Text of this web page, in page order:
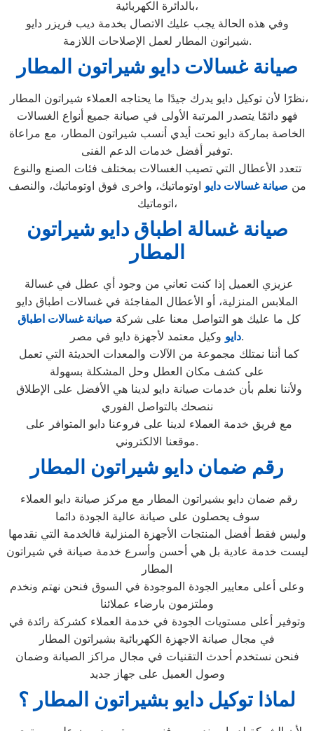
بالدائرة الكهربائية،
وفي هذه الحالة يجب عليك الاتصال بخدمة ديب فريزر دايو
شيراتون المطار لعمل الإصلاحات اللازمة.
صيانة غسالات دايو شيراتون المطار
نظرًا لأن توكيل دايو يدرك جيدًا ما يحتاجه العملاء شيراتون المطار،
فهو دائمًا يتصدر المرتبة الأولى في صيانة جميع أنواع الغسالات
الخاصة بماركة دايو تحت أيدي أنسب شيراتون المطار، مع مراعاة
توفير أفضل خدمات الدعم الفنى.
تتعدد الأعطال التي تصيب الغسالات بمختلف فئات الصنع والنوع
من صيانة غسالات دايو اوتوماتيك، واخرى فوق اوتوماتيك، والنصف
اتوماتيك،
صيانة غسالة اطباق دايو شيراتون
المطار
الملابس المنزلية، أو الأعطال المفاجئة في غسالات اطباق دايو
كل ما عليك هو التواصل معنا على شركة صيانة غسالات اطباق
دايووكيل معتمد لأجهزة دايو في مصر.
على كشف مكان العطل وحل المشكلة بسهولة
ننصحك بالتواصل الفوري
موقعنا الالكتروني.
رقم ضمان دايو شيراتون المطار
سوف يحصلون على صيانة عالية الجودة دائما
وليس فقط أفضل المنتجات الأجهزة المنزلية فالخدمة التي نقدمها
ليست خدمة عادية بل هي أحسن وأسرع خدمة صيانة في شيراتون
المطار
وعلى أعلى معايير الجودة الموجودة في السوق فنحن نهتم ونخدم
وملتزمون بارضاء عملائنا
وتوفير أعلى مستويات الجودة في خدمة العملاء كشركة رائدة في
في مجال صيانة الاجهزة الكهربائية بشيراتون المطار
فنحن نستخدم أحدث التقنيات في مجال مراكز الصيانة وضمان
وصول العميل على جهاز جديد
لماذا توكيل دايو بشيراتون المطار ؟